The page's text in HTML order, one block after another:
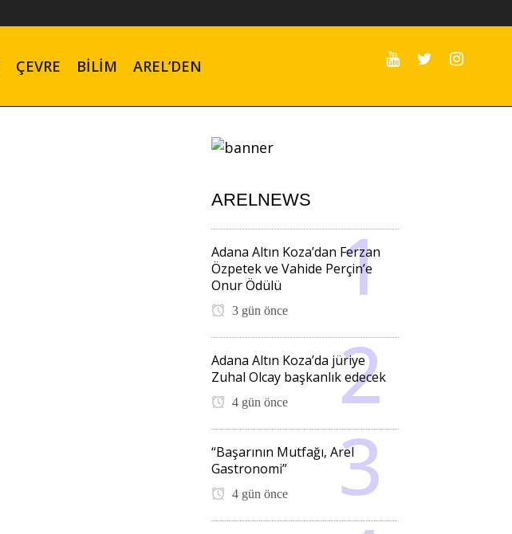
ÇEVRE BILIM AREL’DEN
ARELNEWS
Adana Altın Koza’dan Ferzan
Özpetek ve Vahide Perçin’e
Onur Ödülü
3 gün önce
Adana Altın Koza’da jüriye
Zuhal Olcay başkanlık edecek
4 gün önce
“Başarının Mutfağı, Arel
Gastronomi”
4 gün önce